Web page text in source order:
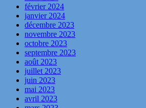
février 2024
janvier 2024
décembre 2023
novembre 2023
octobre 2023
septembre 2023
août 2023
juillet 2023
juin 2023
mai 2023
avril 2023